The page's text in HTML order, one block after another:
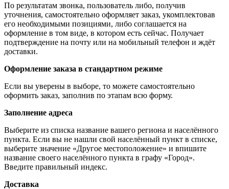
По результатам звонка, пользователь либо, получив
уточнения, самостоятельно оформляет заказ, укомплектовав
его необходимыми позициями, либо соглашается на
оформление в том виде, в котором есть сейчас. Получает
подтверждение на почту или на мобильный телефон и ждёт
доставки.
Оформление заказа в стандартном режиме
Если вы уверены в выборе, то можете самостоятельно
оформить заказ, заполнив по этапам всю форму.
Заполнение адреса
Выберите из списка название вашего региона и населённого
пункта. Если вы не нашли свой населённый пункт в списке,
выберите значение «Другое местоположение» и впишите
название своего населённого пункта в графу «Город».
Введите правильный индекс.
Доставка